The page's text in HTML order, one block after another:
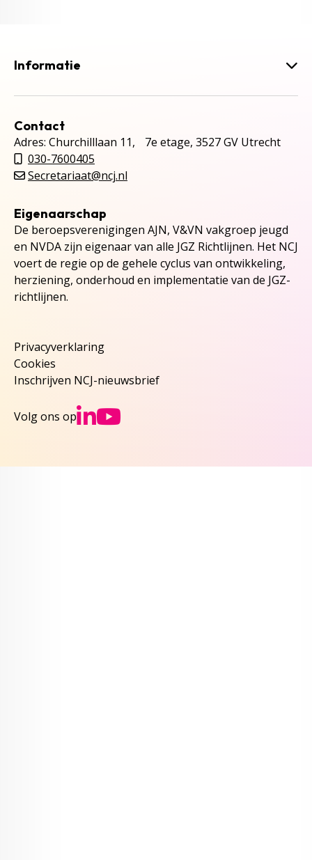
Informatie
Contact
Adres: Churchilllaan 11, 7e etage, 3527 GV Utrecht
030-7600405
Secretariaat@ncj.nl
Eigenaarschap
De beroepsverenigingen AJN, V&VN vakgroep jeugd
en NVDA zijn eigenaar van alle JGZ Richtlijnen. Het NCJ
voert de regie op de gehele cyclus van ontwikkeling,
herziening, onderhoud en implementatie van de JGZ-
richtlijnen.
Privacyverklaring
Cookies
Inschrijven NCJ-nieuwsbrief
Volg ons op Ga naar NCJs